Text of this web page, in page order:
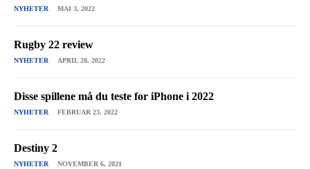
NYHETER MAI 3, 2022
Rugby 22 review
NYHETER APRIL 28, 2022
Disse spillene må du teste for iPhone i 2022
NYHETER FEBRUAR 23, 2022
Destiny 2
NYHETER NOVEMBER 6, 2021